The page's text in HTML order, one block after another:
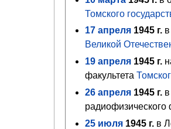
Томского
17 апреля 1945г.в
Великой
19 апреля 1945г.
факультета
26 апреля 1945г.в
радиофизического
25 июля 1945г.в